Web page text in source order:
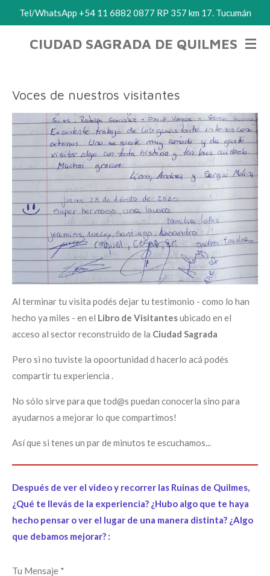
contenidoCIUDAD SAGRADA DE QUILMES
Tel/WhatsApp +54 11 6882 0877 RP 357 km 17. Tucumán
Voces de nuestros visitantes
Al terminar tu visita podés dejar tu testimonio - como lo han
hecho ya miles - en el Libro de Visitantesubicado en el
acceso al sector reconstruido de la Ciudad Sagrada
Pero si no tuviste la opoortunidad d hacerlo acá podés
compartir tu experiencia .
No sólo sirve para que tod@s puedan conocerla sino para
ayudarnos a mejorar lo que compartimos!
Así que si tenes un par de minutos te escuchamos...
Después de ver el video y recorrer las Ruinas de Quilmes,
¿Qué te llevás de la experiencia? ¿Hubo algo que te haya
hecho pensar o ver el lugar de una manera distinta? ¿Algo
que debamos mejorar? :
Tu Mensaje *